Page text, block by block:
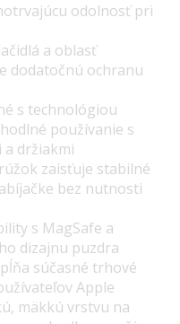
odolnosť pri
a oblasť
dodatočnú ochranu
s technológiou
používanie s
a držiakmi
zaisťuje stabilné
bez nutnosti
s MagSafe a
dizajnu puzdra
súčasné trhové
Apple
mäkkú vrstvu na